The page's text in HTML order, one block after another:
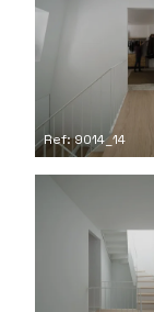
Ref: 9014_14